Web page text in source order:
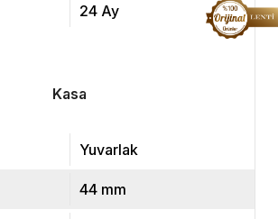
24 Ay
Kasa
Yuvarlak
44 mm